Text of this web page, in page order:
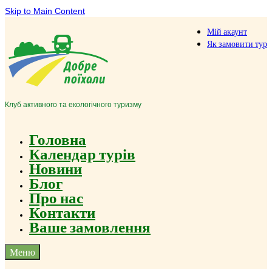
Skip to Main Content
Мій акаунт
Як замовити тур
Клуб активного та екологічного туризму
Головна
Календар турів
Новини
Блог
Про нас
Контакти
Ваше замовлення
Меню